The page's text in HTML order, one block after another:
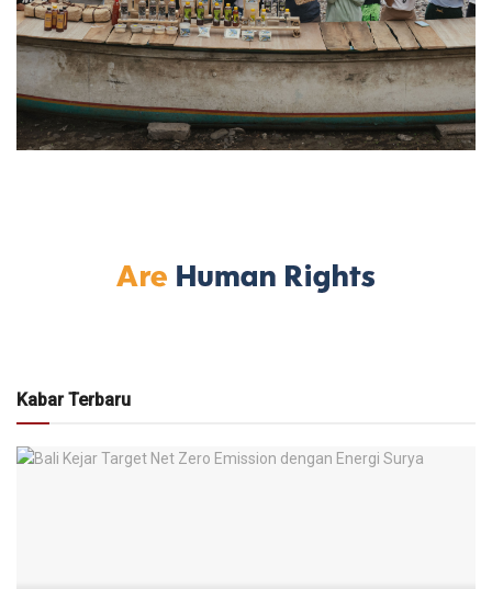
Kabar Terbaru